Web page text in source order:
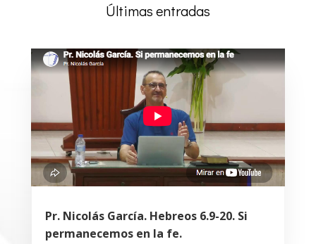
Últimas entradas
Pr. Nicolás García. Hebreos 6.9-20. Si
permanecemos en la fe.